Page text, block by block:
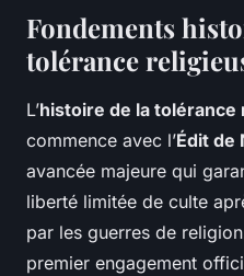
Fondements
tolérance
L’histoire de la tolérance
commence avec l’Édit de
avancée majeure qui
liberté limitée de culte
par les guerres de
premier engagement